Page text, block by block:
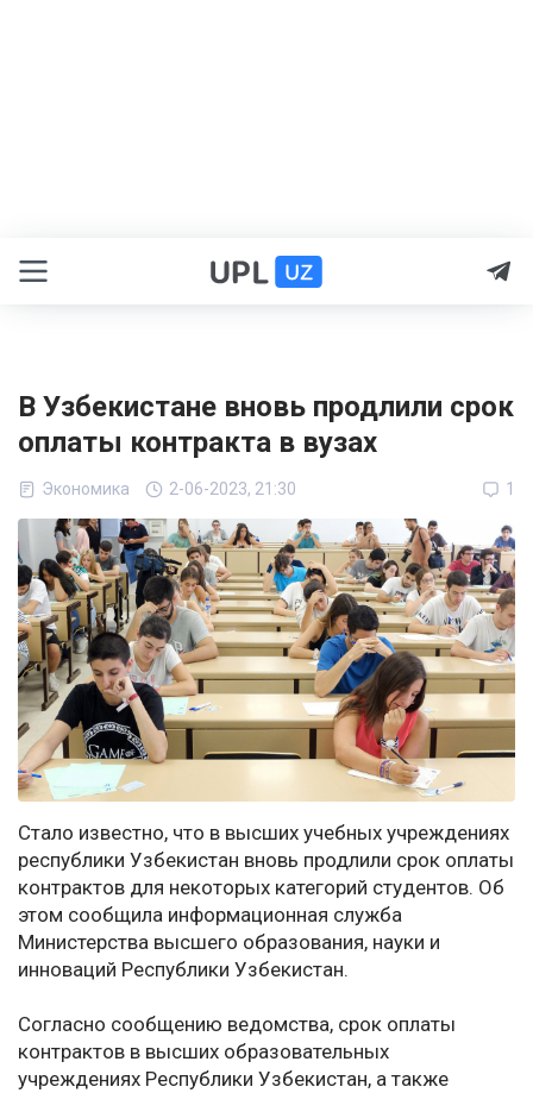
В Узбекистане вновь продлили срок
оплаты контракта в вузах
Экономика 2-06-2023, 21:30 1
Стало известно, что в высших учебных учреждениях
республики Узбекистан вновь продлили срок оплаты
контрактов для некоторых категорий студентов. Об
этом сообщила информационная служба
Министерства высшего образования, науки и
инноваций Республики Узбекистан.
Согласно сообщению ведомства, срок оплаты
контрактов в высших образовательных
учреждениях Республики Узбекистан, а также